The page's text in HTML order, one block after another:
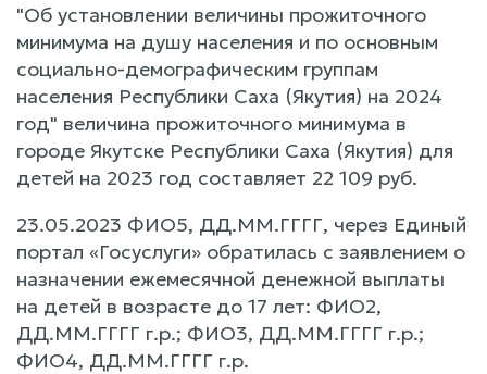
"Об установлении величины прожиточного
минимума на душу населения и по основным
социально-демографическим группам
населения Республики Саха (Якутия) на 2024
год" величина прожиточного минимума в
городе Якутске Республики Саха (Якутия) для
детей на 2023 год составляет 22 109 руб.
23.05.2023 ФИО5, ДД.ММ.ГГГГ, через Единый
портал «Госуслуги» обратилась с заявлением о
назначении ежемесячной денежной выплаты
на детей в возрасте до 17 лет: ФИО2,
ДД.ММ.ГГГГ г.р.; ФИО3, ДД.ММ.ГГГГ г.р.;
ФИО4, ДД.ММ.ГГГГ г.р.